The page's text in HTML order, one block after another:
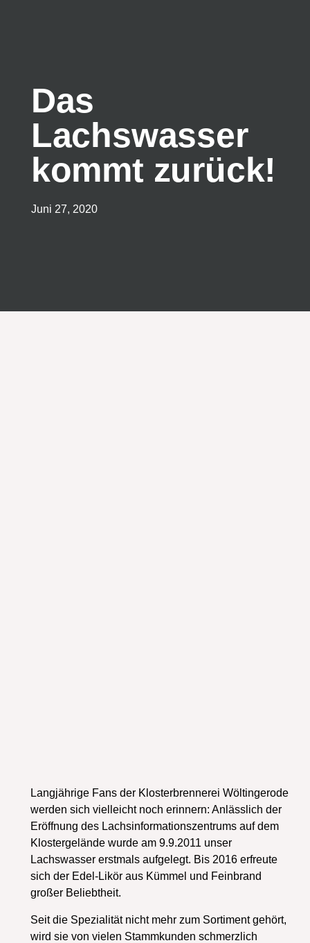
Das
Lachswasser
kommt zurück!
Juni 27, 2020
Langjährige Fans der Klosterbrennerei Wöltingerode
werden sich vielleicht noch erinnern: Anlässlich der
Eröffnung des Lachsinformationszentrums auf dem
Klostergelände wurde am 9.9.2011 unser
Lachswasser erstmals aufgelegt. Bis 2016 erfreute
sich der Edel-Likör aus Kümmel und Feinbrand
großer Beliebtheit.
Seit die Spezialität nicht mehr zum Sortiment gehört,
wird sie von vielen Stammkunden schmerzlich